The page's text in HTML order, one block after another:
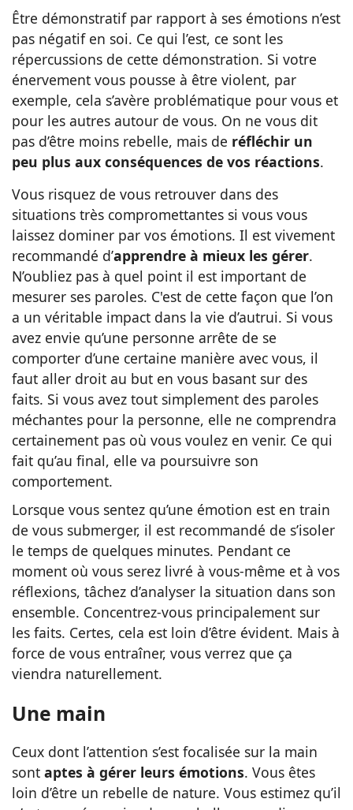
Être démonstratif par rapport à ses émotions n’est
pas négatif en soi. Ce qui l’est, ce sont les
répercussions de cette démonstration. Si votre
énervement vous pousse à être violent, par
exemple, cela s’avère problématique pour vous et
pour les autres autour de vous. On ne vous dit
pas d’être moins rebelle, mais de réfléchir un
peu plus aux conséquences de vos réactions.
Vous risquez de vous retrouver dans des
situations très compromettantes si vous vous
laissez dominer par vos émotions. Il est vivement
recommandé d’apprendre à mieux les gérer.
N’oubliez pas à quel point il est important de
mesurer ses paroles. C'est de cette façon que l’on
a un véritable impact dans la vie d’autrui. Si vous
avez envie qu’une personne arrête de se
comporter d’une certaine manière avec vous, il
faut aller droit au but en vous basant sur des
faits. Si vous avez tout simplement des paroles
méchantes pour la personne, elle ne comprendra
certainement pas où vous voulez en venir. Ce qui
fait qu’au final, elle va poursuivre son
comportement.
Lorsque vous sentez qu’une émotion est en train
de vous submerger, il est recommandé de s’isoler
le temps de quelques minutes. Pendant ce
moment où vous serez livré à vous-même et à vos
réflexions, tâchez d’analyser la situation dans son
ensemble. Concentrez-vous principalement sur
les faits. Certes, cela est loin d’être évident. Mais à
force de vous entraîner, vous verrez que ça
viendra naturellement.
Une main
Ceux dont l’attention s’est focalisée sur la main
sont aptes à gérer leurs émotions. Vous êtes
loin d’être un rebelle de nature. Vous estimez qu’il